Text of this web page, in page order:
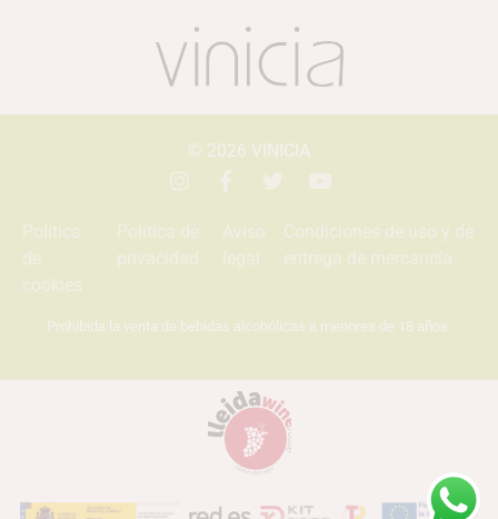
© 2026 VINICIA
Política
de
cookies
Política de
privacidad
Aviso
legal
Condiciones de uso y de
entrega de mercancía
Prohibida la venta de bebidas alcohólicas a menores de 18 años.